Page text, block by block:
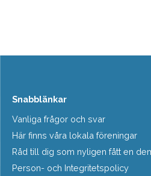
Snabblänkar
Vanliga frågor och svar
Här finns våra lokala föreningar
Råd till dig som nyligen fått en
Person- och Integritetspolicy